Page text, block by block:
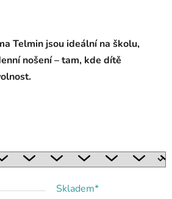
Telmin jsou ideální na školu,
nošení – tam, kde dítě
Skladem*